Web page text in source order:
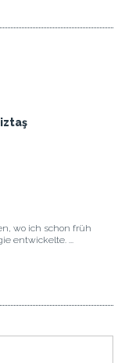
wo ich schon früh
entwickelte. ...